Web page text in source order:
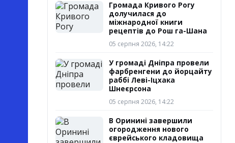
Громада Кривого Рогу
долучилася до
міжнародної книги
рецептів до Рош га-Шана
05 серпня 2026, 14:22
У громаді Дніпра провели
фарбренгени до йорцайту
раббі Леві-Іцхака
Шнеєрсона
05 серпня 2026, 14:22
В Оринині завершили
огородження нового
єврейського кладовища